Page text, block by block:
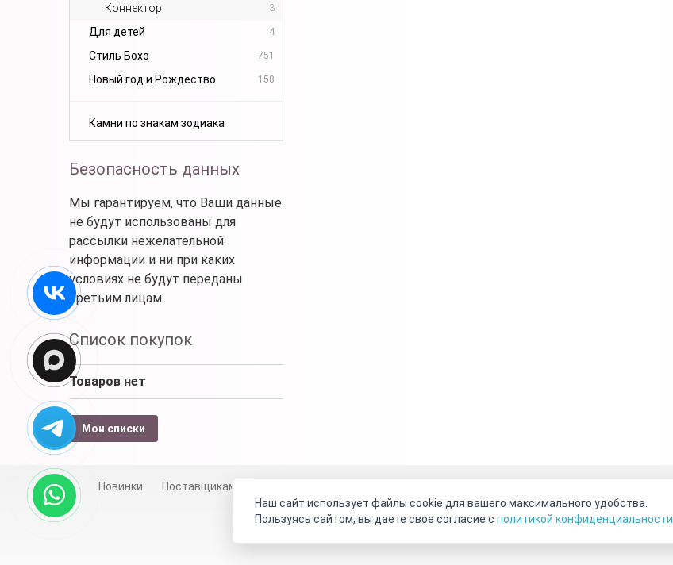
Коннектор 3
Для детей 4
Стиль Бохо 751
Новый год и Рождество 158
Камни по знакам зодиака
Безопасность данных
Мы гарантируем, что Ваши данные
не будут использованы для
рассылки нежелательной
информации и ни при каких
условиях не будут переданы
третьим лицам.
Список покупок
Товаров нет
Мои списки
Новинки Поставщикам
Видео о камнях
СОУТ Телеграм Max
Наш сайт использует файлы cookie для вашего максимального удобства.
Пользуясь сайтом, вы даете свое согласие с политикой конфиденциальности